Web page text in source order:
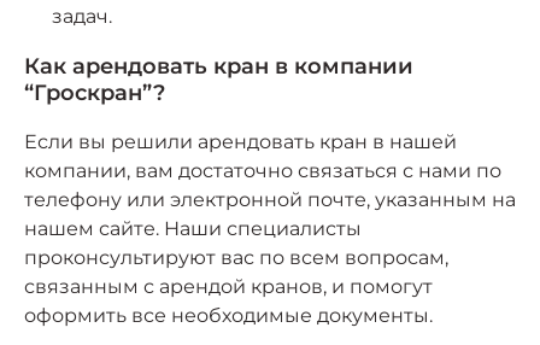
задач.
Как арендовать кран в компании
“Гроскран”?
Если вы решили арендовать кран в нашей
компании, вам достаточно связаться с нами по
телефону или электронной почте, указанным на
нашем сайте. Наши специалисты
проконсультируют вас по всем вопросам,
связанным с арендой кранов, и помогут
оформить все необходимые документы.